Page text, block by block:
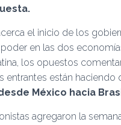
el inicio de los
en las dos
los opuestos
entrantes están haciendo
México hacia
agregaron la